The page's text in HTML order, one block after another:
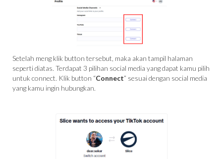
Setelah meng klik button tersebut, maka akan tampil halaman
seperti diatas. Terdapat 3 pilihan social media yang dapat kamu pilih
untuk connect. Klik button “Connect” sesuai dengan social media
yang kamu ingin hubungkan.